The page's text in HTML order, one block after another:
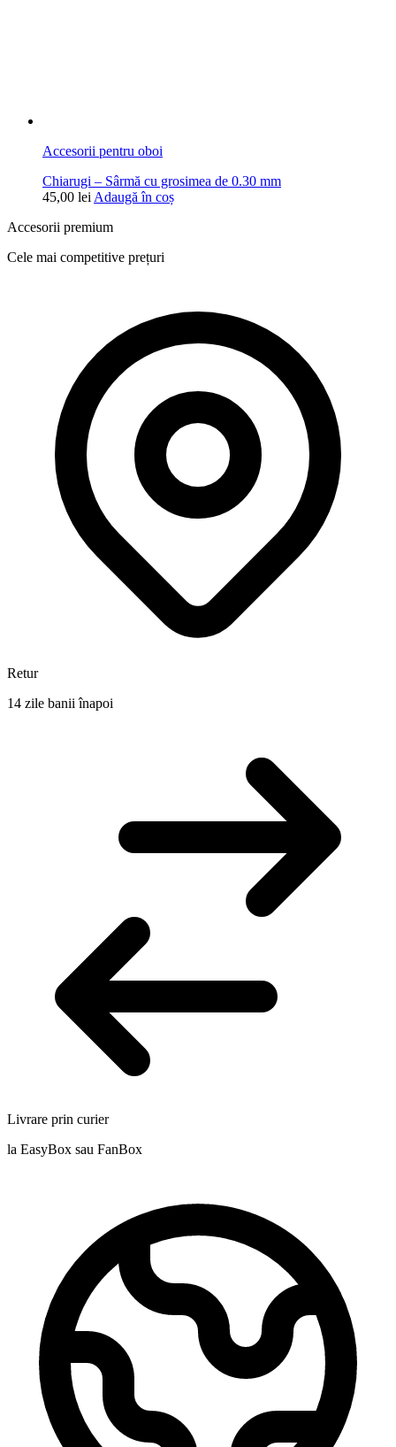
Accesorii pentru oboi
Chiarugi – Sârmă cu grosimea de 0.30 mm
45,00 lei Adaugă în coș
Accesorii premium
Cele mai competitive prețuri
Retur
14 zile banii înapoi
Livrare prin curier
la EasyBox sau FanBox